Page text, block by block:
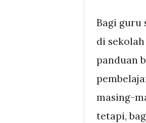
Bagi guru
di
panduan
masing-
tetapi,